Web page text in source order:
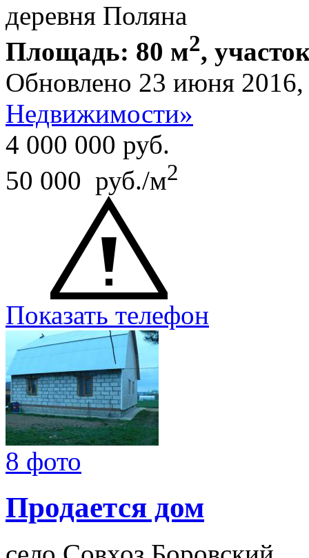
деревня Поляна
Площадь: 80 м2,
Обновлено 23 июня
Недвижимости»
4 000 000 руб.
50 000 руб./м2
Показать телефон
8 фото
Продается дом